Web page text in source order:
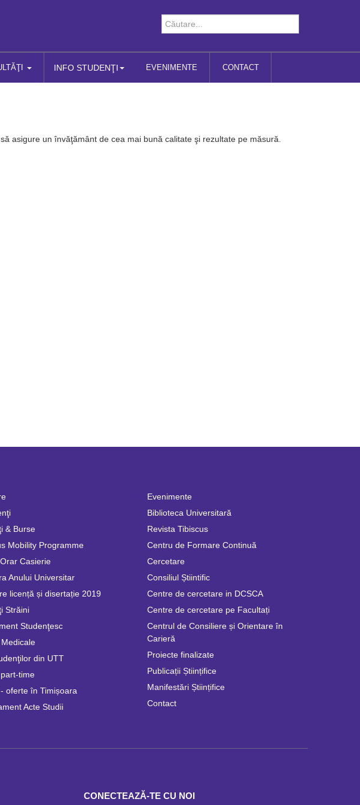
INFO STUDENŢI EVENIMENTE CONTACT
asigure un învăţământ de cea mai bună calitate şi rezultate pe măsură.
& Burse
Mobility Programme
Casierie
Anului Universitar
licență și disertație 2019
Străini
Studenţesc
din UTT
time
oferte în Timișoara
Acte Studii
Evenimente
Biblioteca Universitară
Revista Tibiscus
Centru de Formare Continuă
Cercetare
Consiliul Știintific
Centre de cercetare in DCSCA
Centre de cercetare pe Facultați
Centrul de Consiliere și Orientare în
Carieră
Proiecte finalizate
Publicații Științifice
Manifestări Științifice
Contact
CONECTEAZĂ-TE CU NOI